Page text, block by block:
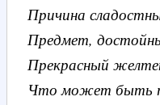
Причина
Предмет,
Прекрасный
Что может быть